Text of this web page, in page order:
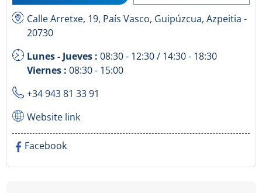
Calle Arretxe, 19, País Vasco, Guipúzcua, Azpeitia -
20730
Lunes - Jueves : 08:30 - 12:30 / 14:30 - 18:30
Viernes : 08:30 - 15:00
+34 943 81 33 91
Website link
Facebook